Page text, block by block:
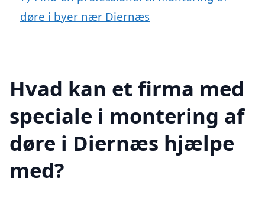
døre i byer nær Diernæs
Hvad kan et firma med
speciale i montering af
døre i Diernæs hjælpe
med?